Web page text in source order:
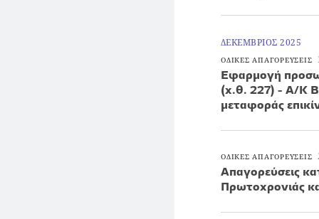
ΔΕΚΕΜΒΡΙΟΣ 2025
ΟΔΙΚΕΣ ΑΠΑΓΟΡΕΥΣΕΙΣ
Εφαρμογή
(χ.θ. 227) - Α/Κ
μεταφοράς
ΟΔΙΚΕΣ ΑΠΑΓΟΡΕΥΣΕΙΣ
Απαγορεύσεις
Πρωτοχρονιάς